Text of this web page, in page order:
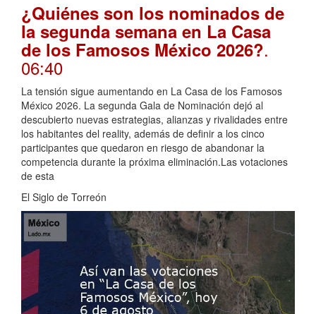
¿Quiénes son los nominados de
la segunda semana en La Casa
de los Famosos México 2026?.
06:40
La tensión sigue aumentando en La Casa de los Famosos
México 2026. La segunda Gala de Nominación dejó al
descubierto nuevas estrategias, alianzas y rivalidades entre
los habitantes del reality, además de definir a los cinco
participantes que quedaron en riesgo de abandonar la
competencia durante la próxima eliminación.Las votaciones
de esta
El Siglo de Torreón